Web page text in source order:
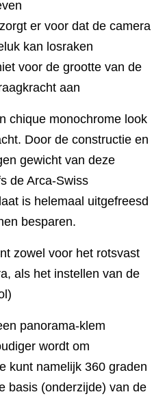
er voor dat de camera
kan losraken
voor de grootte van de
aan
chique monochrome look
Door de constructie en
gewicht van deze
de Arca-Swiss
is helemaal uitgefreesd
besparen.
zowel voor het rotsvast
als het instellen van de
panorama-klem
wordt om
kunt namelijk 360 graden
basis (onderzijde) van de